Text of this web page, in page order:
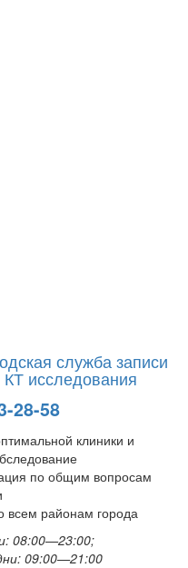
служба записи
исследования
28-58
клиники и
по общим вопросам
всем районам города
08:00—23:00;
09:00—21:00